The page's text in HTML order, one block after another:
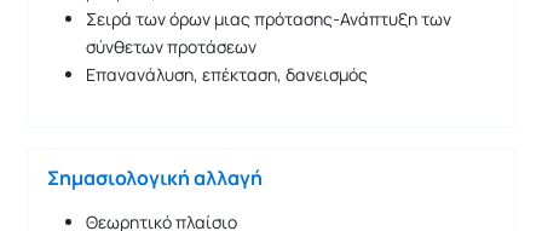
Σειρά των όρων μιας πρότασης-Ανάπτυξη των
σύνθετων προτάσεων
Επανανάλυση, επέκταση, δανεισμός
Σημασιολογική αλλαγή
Θεωρητικό πλαίσιο